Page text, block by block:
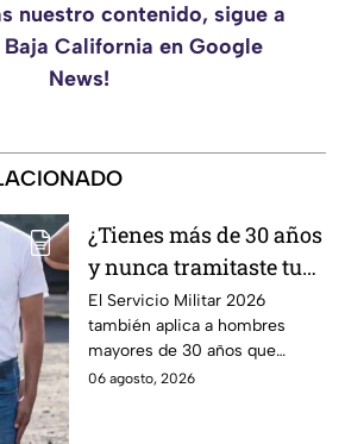
nuestro contenido, sigue a
California en Google
News!
¿Tienes más de 30 años
y nunca tramitaste tu
cartilla militar? Te
pueden llamar para
hacer servicio en Baja
California
El Servicio Militar 2026
también aplica a hombres
mayores de 30 años que
nunca tramitaron su cartilla. Te
06 agosto, 2026